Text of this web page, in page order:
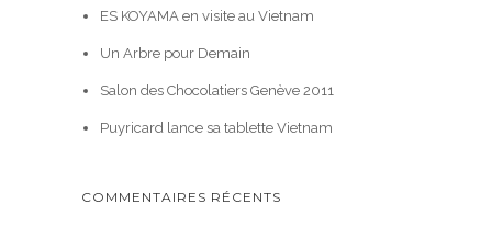
ES KOYAMA en visite au Vietnam
Un Arbre pour Demain
Salon des Chocolatiers Genève 2011
Puyricard lance sa tablette Vietnam
COMMENTAIRES RÉCENTS